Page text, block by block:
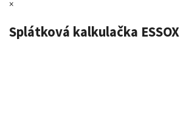
×
Splátková kalkulačka ESSOX